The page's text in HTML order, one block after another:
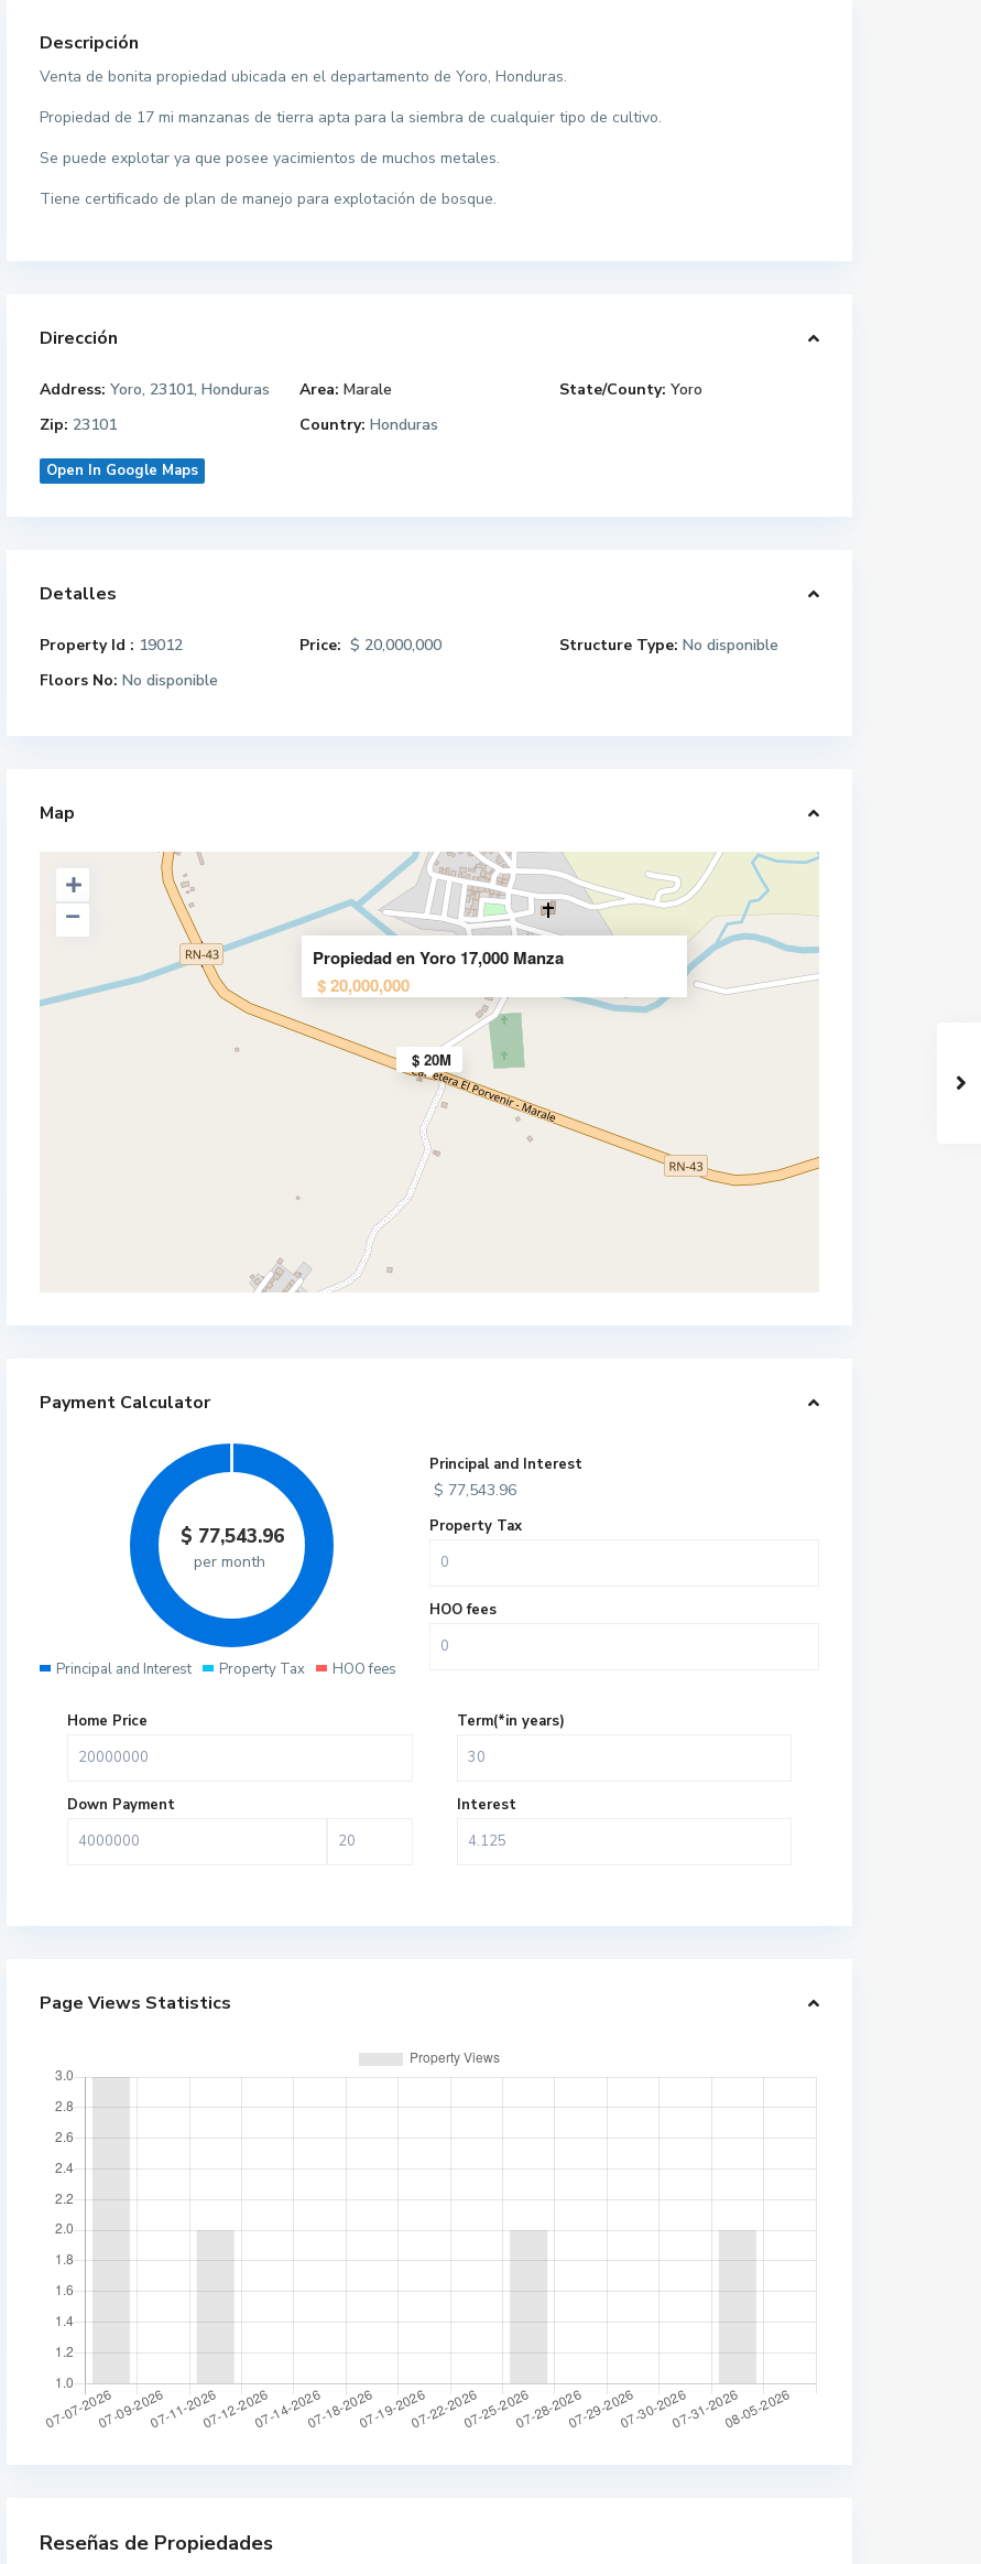
Descripción
Venta de bonita propiedad ubicada en el departamento de Yoro, Honduras.
Propiedad de 17 mi manzanas de tierra apta para la siembra de cualquier tipo de cultivo.
Se puede explotar ya que posee yacimientos de muchos metales.
Tiene certificado de plan de manejo para explotación de bosque.
Dirección
Address: Yoro, 23101, Honduras Area: Marale State/County: Yoro
Zip: 23101 Country: Honduras
Open In Google Maps
Detalles
Property Id : 19012 Price: $ 20,000,000 Structure Type: No disponible
Floors No: No disponible
Map
$ 20M
Propiedad en Yoro 17,000 Manza
$ 20,000,000
Payment Calculator
$ 77,543.96
per month
Principal and Interest Property Tax HOO fees
Principal and Interest
$ 77,543.96
Property Tax
HOO fees
Home Price
Down Payment
Term(*in years)
Interest
Page Views Statistics
Reseñas de Propiedades
VENTA DE TERRENO EN COLONIA
Propiedad en Yoro 4,000 Manzanas
SE ALQUILA CASA EN RESIDENCIAL
LOS ALAMOS